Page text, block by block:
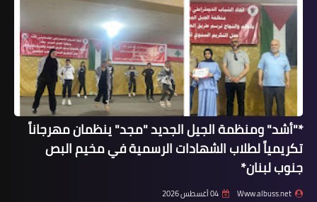
أخبار متنوعة
عطايا: الاقتتال العبثي في المخيمات يجب
*"أشد" ومنظمة الجيل الجديد "مجد" ينظمان مهرجاناً
تكريمياً لطلاب الشهادات الرسمية في مخيم البص
جنوب لبنان*
Www.albuss.net 04 أغسطس 2026